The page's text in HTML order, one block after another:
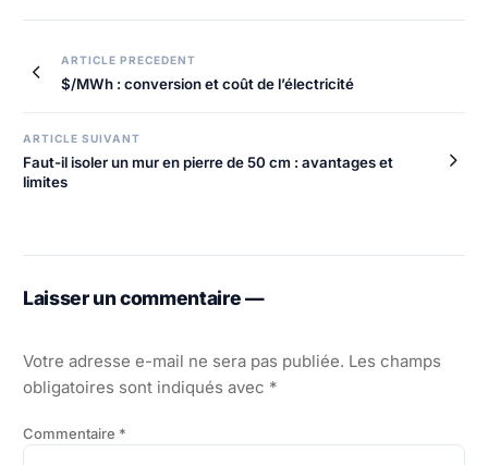
ARTICLE PRECEDENT
$/MWh : conversion et coût de l’électricité
ARTICLE SUIVANT
Faut-il isoler un mur en pierre de 50 cm : avantages et
limites
Laisser un commentaire —
Votre adresse e-mail ne sera pas publiée. Les champs
obligatoires sont indiqués avec *
Commentaire *